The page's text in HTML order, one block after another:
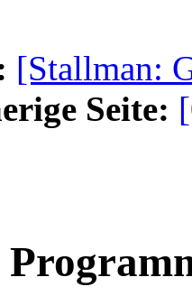
[Stallman:
Seite: